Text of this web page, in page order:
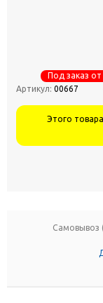
Под заказ от
Артикул: 00667
Этого
Самовывоз